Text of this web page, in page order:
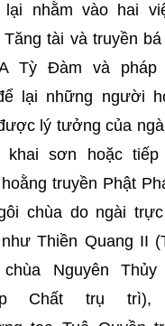
lại nhằm vào hai
tài và truyền
Tỳ Đàm và pháp
lại những người
lý tưởng của
khai sơn hoặc
truyền Phật
chùa do ngài
Thiền Quang II
Nguyên
Chất trụ trì),